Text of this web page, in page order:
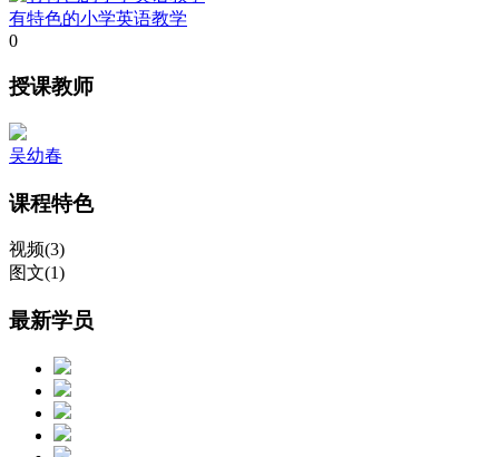
有特色的小学英语教学
0
授课教师
吴幼春
课程特色
视频(3)
图文(1)
最新学员